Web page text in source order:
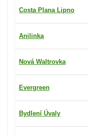
Costa Plana Lipno
Anilinka
Nová Waltrovka
Evergreen
Bydlení Úvaly